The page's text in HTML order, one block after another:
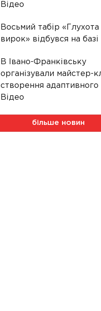
Відео
Восьмий табір «Глухота
вирок» відбувся на
В Івано-Франківську
організували майстер-
створення адаптивного
Відео
більше новин